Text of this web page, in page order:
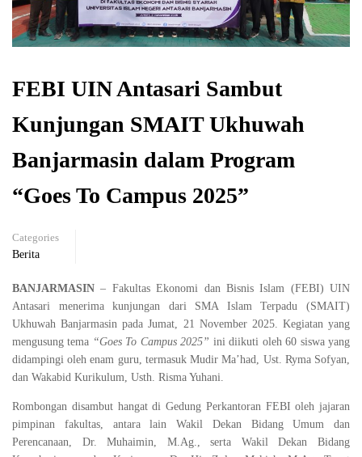
FEBI UIN Antasari Sambut
Kunjungan SMAIT Ukhuwah
Banjarmasin dalam Program
“Goes To Campus 2025”
Categories
Berita
BANJARMASIN – Fakultas Ekonomi dan Bisnis Islam (FEBI) UIN
Antasari menerima kunjungan dari SMA Islam Terpadu (SMAIT)
Ukhuwah Banjarmasin pada Jumat, 21 November 2025. Kegiatan yang
mengusung tema “Goes To Campus 2025” ini diikuti oleh 60 siswa yang
didampingi oleh enam guru, termasuk Mudir Ma’had, Ust. Ryma Sofyan,
dan Wakabid Kurikulum, Usth. Risma Yuhani.
Rombongan disambut hangat di Gedung Perkantoran FEBI oleh jajaran
pimpinan fakultas, antara lain Wakil Dekan Bidang Umum dan
Perencanaan, Dr. Muhaimin, M.Ag., serta Wakil Dekan Bidang